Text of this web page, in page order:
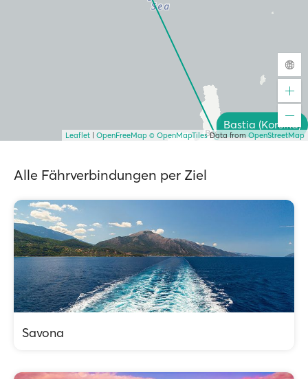
Bastia (Korsika)
Leaflet OpenFreeMap © OpenMapTilesData fromOpenStreetMap
Alle Fährverbindungen per Ziel
Savona